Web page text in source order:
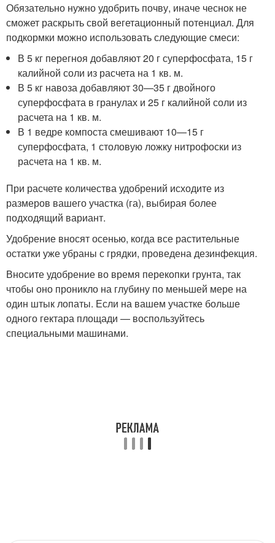
Обязательно нужно удобрить почву, иначе чеснок не
сможет раскрыть свой вегетационный потенциал. Для
подкормки можно использовать следующие смеси:
В 5 кг перегноя добавляют 20 г суперфосфата, 15 г
калийной соли из расчета на 1 кв. м.
В 5 кг навоза добавляют 30—35 г двойного
суперфосфата в гранулах и 25 г калийной соли из
расчета на 1 кв. м.
В 1 ведре компоста смешивают 10—15 г
суперфосфата, 1 столовую ложку нитрофоски из
расчета на 1 кв. м.
При расчете количества удобрений исходите из
размеров вашего участка (га), выбирая более
подходящий вариант.
Удобрение вносят осенью, когда все растительные
остатки уже убраны с грядки, проведена дезинфекция.
Вносите удобрение во время перекопки грунта, так
чтобы оно проникло на глубину по меньшей мере на
один штык лопаты. Если на вашем участке больше
одного гектара площади — воспользуйтесь
специальными машинами.